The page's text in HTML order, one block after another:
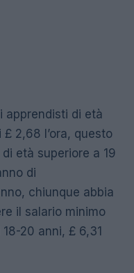
apprendisti di età
2,68 l’ora, questo
età superiore a 19
di
chiunque abbia
il salario minimo
20 anni, £ 6,31